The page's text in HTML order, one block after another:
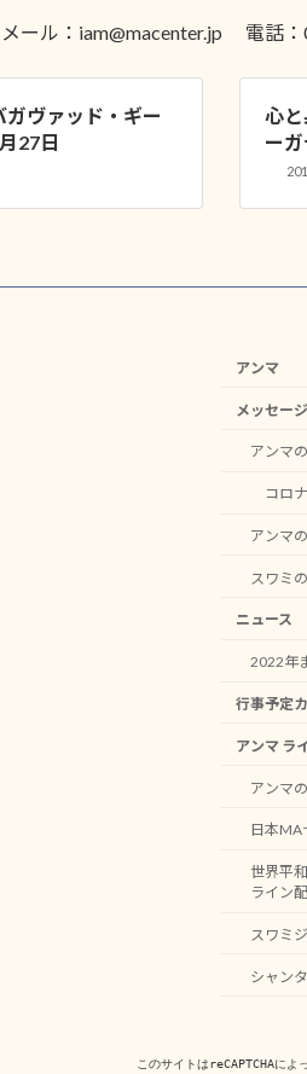
メール：iam@macenter.jp 電話：
ガヴァッド・ギー
27日
心
ー
アンマ
メッセージ
アンマ
コロ
アンマ
スワミ
ニュース
2022年
行事予定
アンマ ラ
アンマ
日本MA
世界平
ライン配
スワミ
シャン
このサイトはreCAPTCHAに